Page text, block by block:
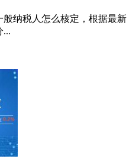
般纳税人怎么核定，根据最新
...